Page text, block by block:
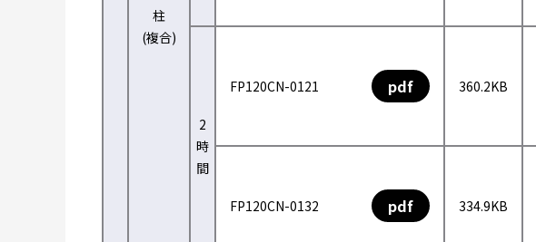
柱
(複合)
2
時
間
FP120CN-0121 pdf 360.2KB
FP120CN-0132 pdf 334.9KB